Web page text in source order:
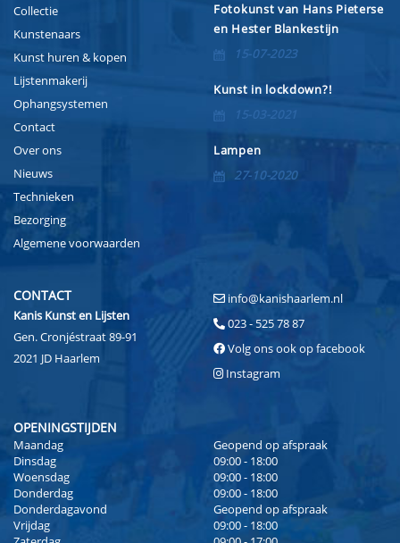
Collectie
Kunstenaars
Kunst huren & kopen
Lijstenmakerij
Ophangsystemen
Contact
Over ons
Nieuws
Technieken
Bezorging
Algemene voorwaarden
Fotokunst van Hans Pieterse
en Hester Blankestijn
15-07-2023
Kunst in lockdown?!
15-03-2021
Lampen
27-10-2020
CONTACT
Kanis Kunst en Lijsten
Gen. Cronjéstraat 89-91
2021 JD Haarlem
info@kanishaarlem.nl
023 - 525 78 87
Volg ons ook op facebook
Instagram
OPENINGSTIJDEN
Maandag
Geopend op afspraak
Dinsdag
09:00 - 18:00
Woensdag
09:00 - 18:00
Donderdag
09:00 - 18:00
Donderdagavond
Geopend op afspraak
Vrijdag
09:00 - 18:00